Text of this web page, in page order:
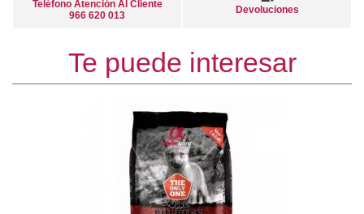
Teléfono Atención Al Cliente
966 620 013
Devoluciones
Te puede interesar